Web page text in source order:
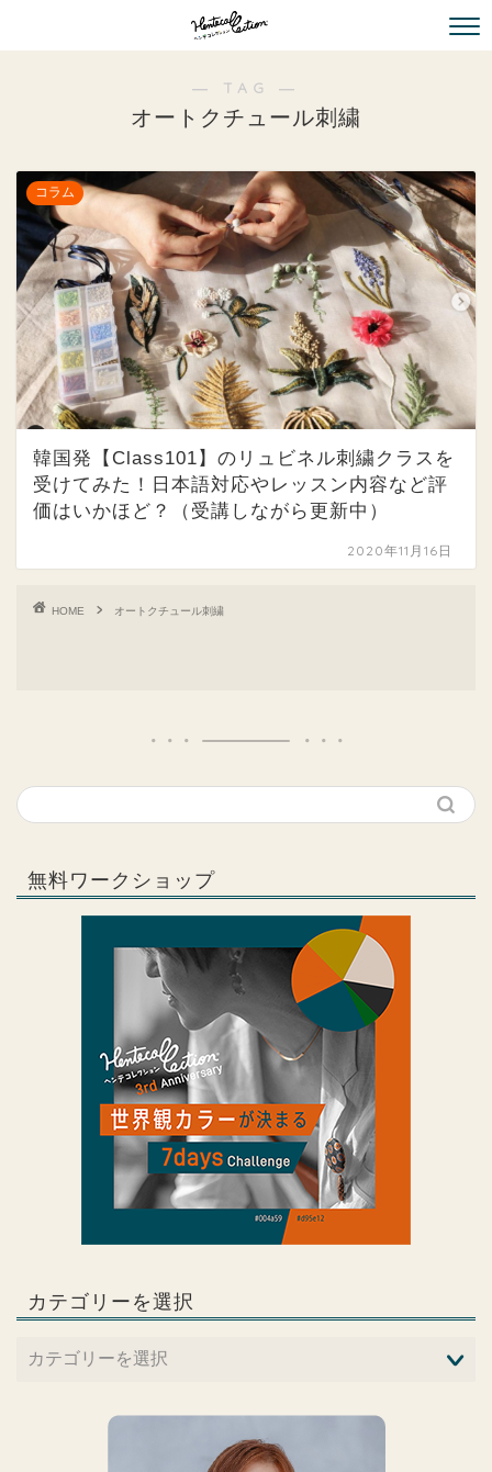
― TAG ―
オートクチュール刺繍
コラム
韓国発【Class101】のリュビネル刺繍クラスを
受けてみた！日本語対応やレッスン内容など評
価はいかほど？（受講しながら更新中）
2020年11月16日
HOME オートクチュール刺繍
無料ワークショップ
カテゴリーを選択